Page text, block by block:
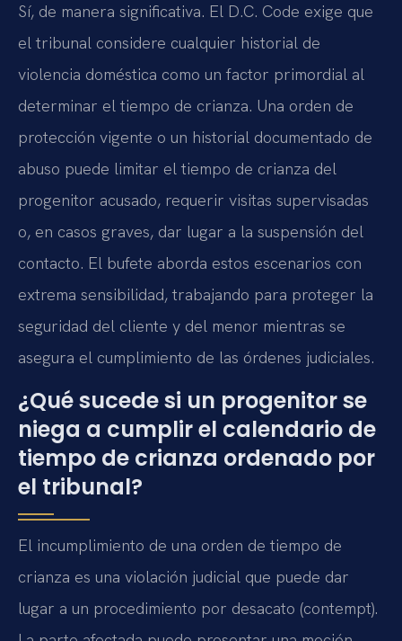
Sí, de manera significativa. El D.C. Code exige que
el tribunal considere cualquier historial de
violencia doméstica como un factor primordial al
determinar el tiempo de crianza. Una orden de
protección vigente o un historial documentado de
abuso puede limitar el tiempo de crianza del
progenitor acusado, requerir visitas supervisadas
o, en casos graves, dar lugar a la suspensión del
contacto. El bufete aborda estos escenarios con
extrema sensibilidad, trabajando para proteger la
seguridad del cliente y del menor mientras se
asegura el cumplimiento de las órdenes judiciales.
¿Qué sucede si un progenitor se
niega a cumplir el calendario de
tiempo de crianza ordenado por
el tribunal?
El incumplimiento de una orden de tiempo de
crianza es una violación judicial que puede dar
lugar a un procedimiento por desacato (contempt).